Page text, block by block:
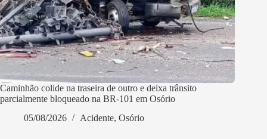
Caminhão colide na traseira de outro e deixa trânsito
parcialmente bloqueado na BR-101 em Osório
05/08/2026
Acidente, Osório